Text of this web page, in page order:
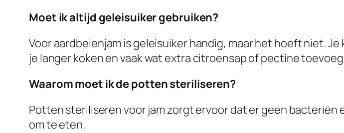
Moet ik altijd geleisuiker gebruiken?
Voor aardbeienjam is geleisuiker handig, maar het hoeft niet.
je langer koken en vaak wat extra citroensap of pectine
Waarom moet ik de potten steriliseren?
Potten steriliseren voor jam zorgt ervoor dat er geen bacteriën
om te eten.